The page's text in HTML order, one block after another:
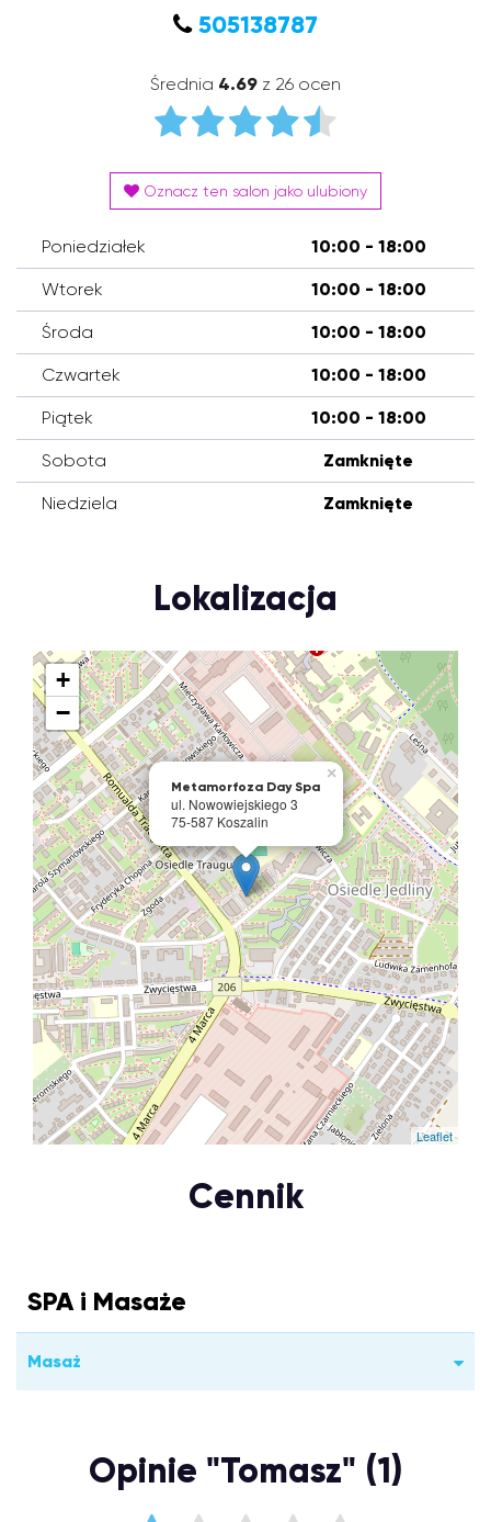
505138787
Średnia 4.69 z 26 ocen
Oznacz ten salon jako ulubiony
Poniedziałek 10:00 - 18:00
Wtorek 10:00 - 18:00
Środa 10:00 - 18:00
Czwartek 10:00 - 18:00
Piątek 10:00 - 18:00
Sobota Zamknięte
Niedziela Zamknięte
Lokalizacja
Metamorfoza Day Spa
ul. Nowowiejskiego 3
75-587 Koszalin
×
+
−
Leaflet
Cennik
SPA i Masaże
Masaż
Opinie "Tomasz" (1)